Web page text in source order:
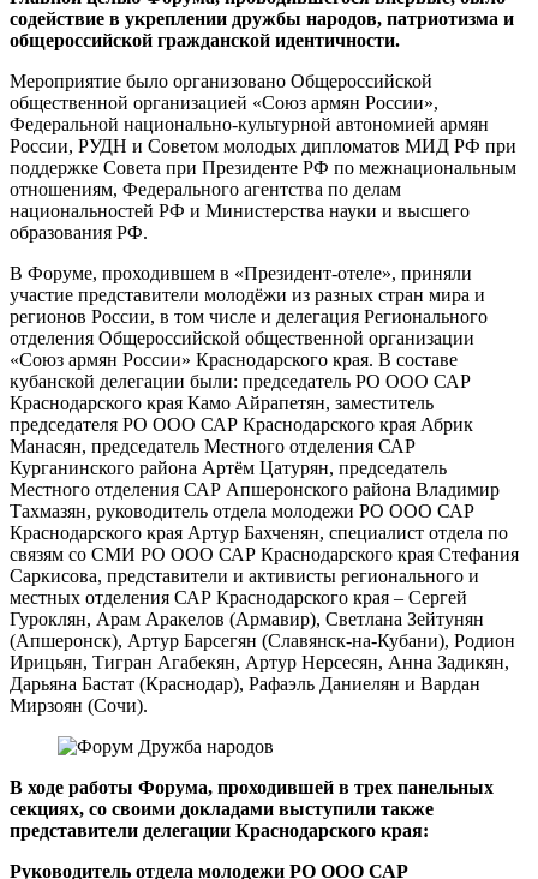
содействие в укреплении дружбы народов, патриотизма и
общероссийской гражданской идентичности.
Мероприятие было организовано Общероссийской
общественной организацией «Союз армян России»,
Федеральной национально-культурной автономией армян
России, РУДН и Советом молодых дипломатов МИД РФ при
поддержке Совета при Президенте РФ по межнациональным
отношениям, Федерального агентства по делам
национальностей РФ и Министерства науки и высшего
образования РФ.
В Форуме, проходившем в «Президент-отеле», приняли
участие представители молодёжи из разных стран мира и
регионов России, в том числе и делегация Регионального
отделения Общероссийской общественной организации
«Союз армян России» Краснодарского края. В составе
кубанской делегации были: председатель РО ООО САР
Краснодарского края Камо Айрапетян, заместитель
председателя РО ООО САР Краснодарского края Абрик
Манасян, председатель Местного отделения САР
Курганинского района Артём Цатурян, председатель
Местного отделения САР Апшеронского района Владимир
Тахмазян, руководитель отдела молодежи РО ООО САР
Краснодарского края Артур Бахченян, специалист отдела по
связям со СМИ РО ООО САР Краснодарского края Стефания
Саркисова, представители и активисты регионального и
местных отделения САР Краснодарского края – Сергей
Гуроклян, Арам Аракелов (Армавир), Светлана Зейтунян
(Апшеронск), Артур Барсегян (Славянск-на-Кубани), Родион
Ирицьян, Тигран Агабекян, Артур Нерсесян, Анна Задикян,
Дарьяна Бастат (Краснодар), Рафаэль Даниелян и Вардан
Мирзоян (Сочи).
В ходе работы Форума, проходившей в трех панельных
секциях, со своими докладами выступили также
представители делегации Краснодарского края:
Руководитель отдела молодежи РО ООО САР